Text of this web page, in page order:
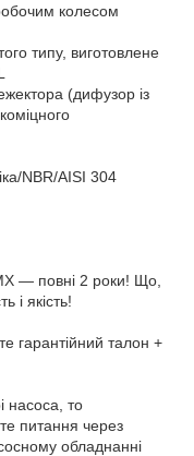
колесом
типу, виготовлене
(дифузор із
NBR/AISI 304
— повні 2 роки! Що,
і якість!
гарантійний талон +
насоса, то
питання через
обладнанні